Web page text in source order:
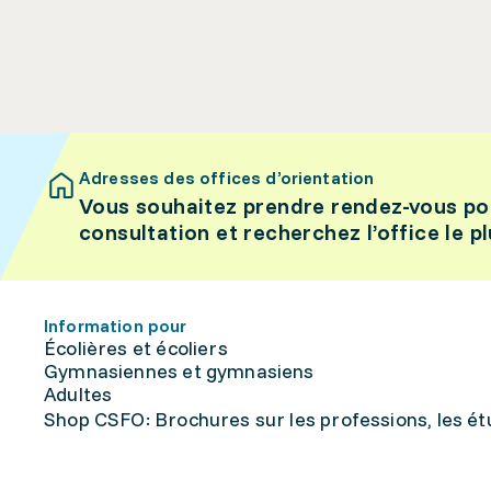
Adresses des offices d’orientation
Vous souhaitez prendre rendez-vous
consultation et recherchez l’office le
Information pour
Écolières et écoliers
Gymnasiennes et gymnasiens
Adultes
Shop CSFO: Brochures sur les professions, les